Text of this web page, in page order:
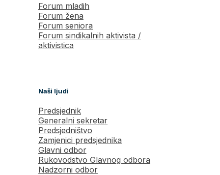
Forum mladih
Forum žena
Forum seniora
Forum sindikalnih aktivista /
aktivistica
Naši ljudi
Predsjednik
Generalni sekretar
Predsjedništvo
Zamjenici predsjednika
Glavni odbor
Rukovodstvo Glavnog odbora
Nadzorni odbor